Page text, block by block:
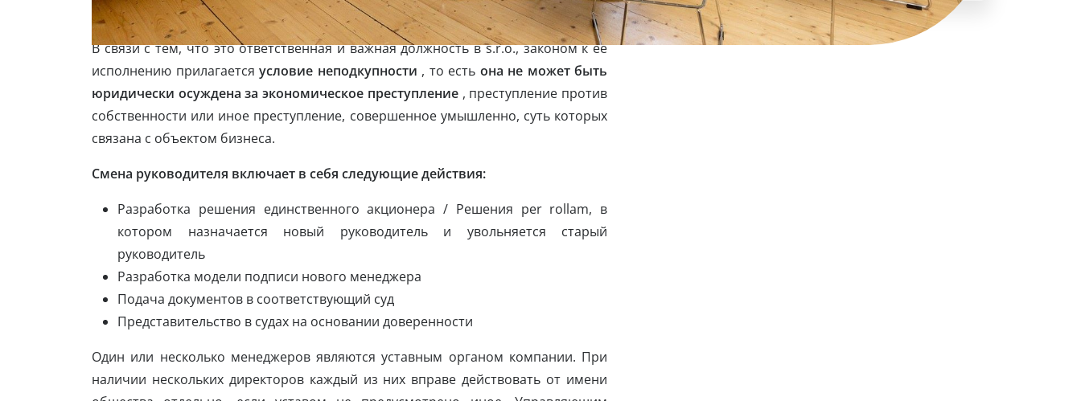
должности на общем собрании.
В связи с тем, что это ответственная и важная должность в s.r.o., законом к ее
исполнению прилагается условие неподкупности , то есть она не может быть
юридически осуждена за экономическое преступление, преступление против
собственности или иное преступление, совершенное умышленно, суть которых
связана с объектом бизнеса.
Смена руководителя включает в себя следующие действия:
Разработка решения единственного акционера / Решения per rollam, в
котором назначается новый руководитель и увольняется старый
руководитель
Разработка модели подписи нового менеджера
Подача документов в соответствующий суд
Представительство в судах на основании доверенности
Один или несколько менеджеров являются уставным органом компании. При
наличии нескольких директоров каждый из них вправе действовать от имени